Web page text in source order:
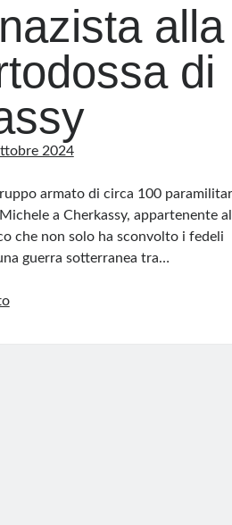
alla
di
2024
armato di circa 100
a Cherkassy, appartenente
che non solo ha sconvolto i fedeli
guerra sotterranea tra…
Ucraina,